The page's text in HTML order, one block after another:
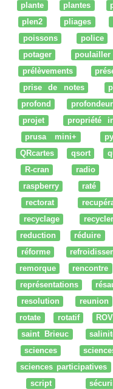
plante
plantes
plen2
pliages
poissons
police
potager
poulailler
prélèvements
prise de notes
profond
profondeur
projet
propriété
prusa mini+
QRcartes
qsort
R-cran
radio
raspberry
raté
rectorat
recyclage
recycler
reduction
réduire
réforme
remorque
rencontre
représentations
resolution
reunion
rotate
rotatif ROV
saint Brieuc
sciences
sciences participatives
script